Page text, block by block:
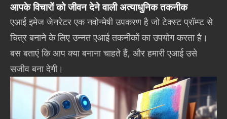
आपके विचारों को जीवन देने वाली अत्याधुनिक तकनीक
एआई इमेज जेनरेटर एक नवोन्मेषी उपकरण है जो टेक्स्ट प्रॉम्प्ट से
चित्र बनाने के लिए उन्नत एआई तकनीकों का उपयोग करता है।
बस बताएं कि आप क्या बनाना चाहते हैं, और हमारी एआई उसे
सजीव बना देगी।